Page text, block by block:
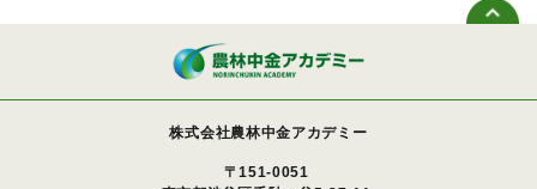
株式会社農林中金アカデミー
〒151-0051